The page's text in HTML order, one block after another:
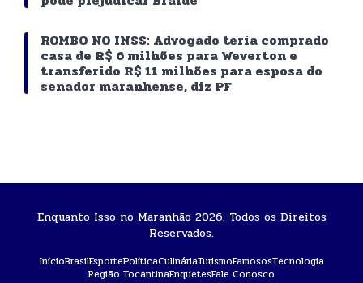
ROMBO NO INSS: Advogado teria comprado
casa de R$ 6 milhões para Weverton e
transferido R$ 11 milhões para esposa do
senador maranhense, diz PF
Enquanto Isso no Maranhão 2026. Todos os Direitos
Reservados.
InícioBrasilEsportePolíticaCulináriaTurismoFamososTecnologia
Região TocantinaEnquetesFale Conosco